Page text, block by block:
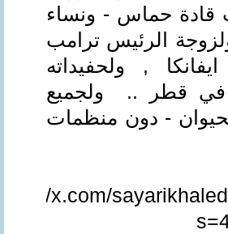
قادة حماس - ونساء
الرئيس ترامب
, ولحفيداته
في قطر .. ولجميع
- دون منظمات
https://x.com/